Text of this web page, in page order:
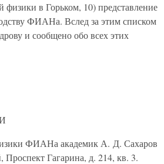
в Горьком, 10) представление
ФИАНа. Вслед за этим списком
и сообщено обо всех этих
ФИАНа академик А. Д. Сахаров
Проспект Гагарина, д. 214, кв. 3.